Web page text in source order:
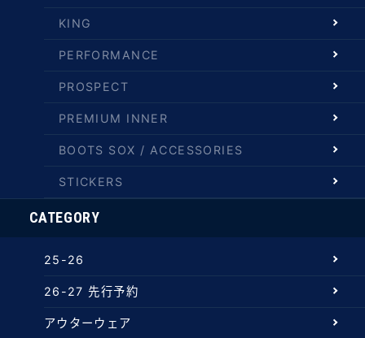
KING
PERFORMANCE
PROSPECT
PREMIUM INNER
BOOTS SOX / ACCESSORIES
STICKERS
CATEGORY
25-26
26-27 先行予約
アウターウェア